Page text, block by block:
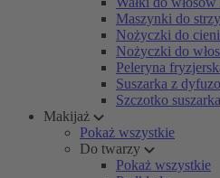
Maszynki do
Nożyczki do
Nożyczki do
Peleryna
Suszarka z
Szczotko suszarka
Makijaż
Pokaż wszystkie
Do twarzy
Pokaż wszystkie